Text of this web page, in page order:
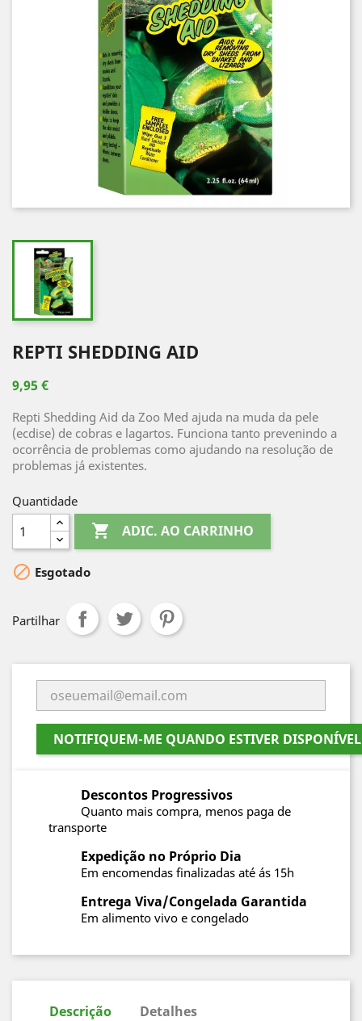
REPTI SHEDDING AID
9,95 €
Repti Shedding Aid da Zoo Med ajuda na muda da pele
(ecdise) de cobras e lagartos. Funciona tanto prevenindo a
ocorrência de problemas como ajudando na resolução de
problemas já existentes.
Quantidade
 ADIC. AO CARRINHO
 Esgotado
Partilhar
NOTIFIQUEM-ME QUANDO ESTIVER DISPONÍVEL
Descontos Progressivos
Quanto mais compra, menos paga de
transporte
Expedição no Próprio Dia
Em encomendas finalizadas até ás 15h
Entrega Viva/Congelada Garantida
Em alimento vivo e congelado
Descrição Detalhes